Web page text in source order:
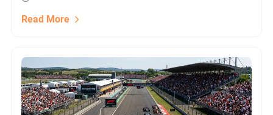
Wimbledon-oplevelse.
Read More